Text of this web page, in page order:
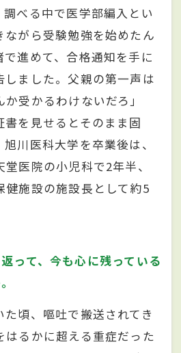
べる中で医学部編入とい
ながら受験勉強を始めたん
進めて、合格通知を手に
しました。父親の第一声は
か受かるわけないだろ」
を見せるとそのまま固
川医科大学を卒業後は、
医院の小児科で2年半、
健施設の施設長として約5
って、今も心に残っている
頃、嘔吐で搬送されてき
はるかに超える重症だった